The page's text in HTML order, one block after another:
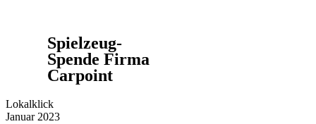
Spielzeug-
Spende Firma
Carpoint
Lokalklick
Januar 2023